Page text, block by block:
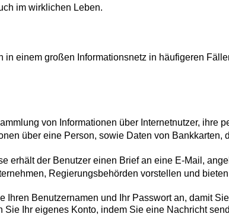
im wirklichen Leben.
in einem großen Informationsnetz in häufigeren
von Informationen über Internetnutzer, ihre
über eine Person, sowie Daten von Bankkarten,
erhält der Benutzer einen Brief an eine E-Mail,
Regierungsbehörden vorstellen und
Ihren Benutzernamen und Ihr Passwort an, damit
Sie Ihr eigenes Konto, indem Sie eine Nachricht